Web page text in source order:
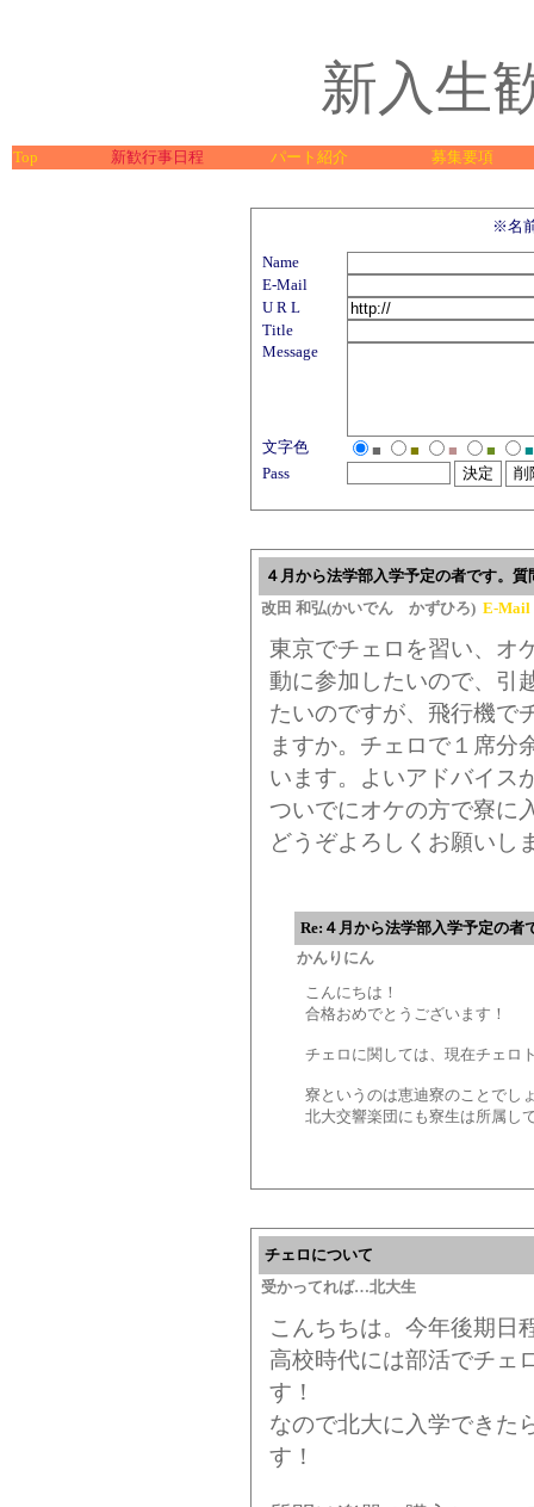
新入生
Top 新歓行事日程 パート紹介 募集要項
※名
Name
E-Mail
U R L
Title
Message
文字色 ■ ■ ■ ■
■
Pass
４月から法学部入学予定の者です。質
改田 和弘(かいでん かずひろ) E-Mail
東京でチェロを習い、オ
動に参加したいので、引
たいのですが、飛行機で
ますか。チェロで１席分
います。よいアドバイス
ついでにオケの方で寮に
どうぞよろしくお願いし
Re:４月から法学部入学予定の者
かんりにん
こんにちは！
合格おめでとうございます！
チェロに関しては、現在チェロ
寮というのは恵迪寮のことでし
北大交響楽団にも寮生は所属し
チェロについて
受かってれば…北大生
こんちちは。今年後期日
高校時代には部活でチェ
す！
なので北大に入学できた
す！